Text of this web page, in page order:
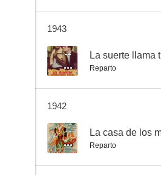
1943
-- La suerte llama
Reparto
1942
-- La casa de los
Reparto